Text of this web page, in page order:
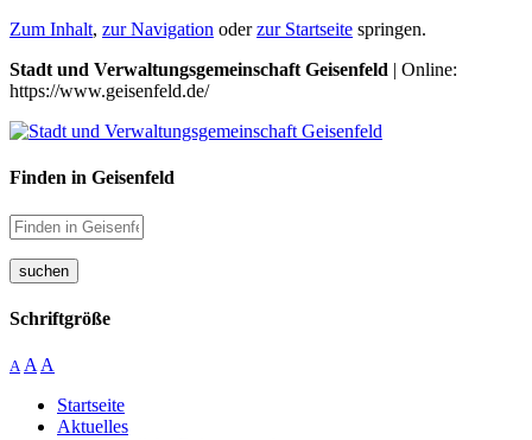
Zum Inhalt, zur Navigation oderzur Startseite springen.
Stadt und Verwaltungsgemeinschaft Geisenfeld | Online:
https://www.geisenfeld.de/
Finden in Geisenfeld
suchen
Schriftgröße
A A A
Startseite
Aktuelles